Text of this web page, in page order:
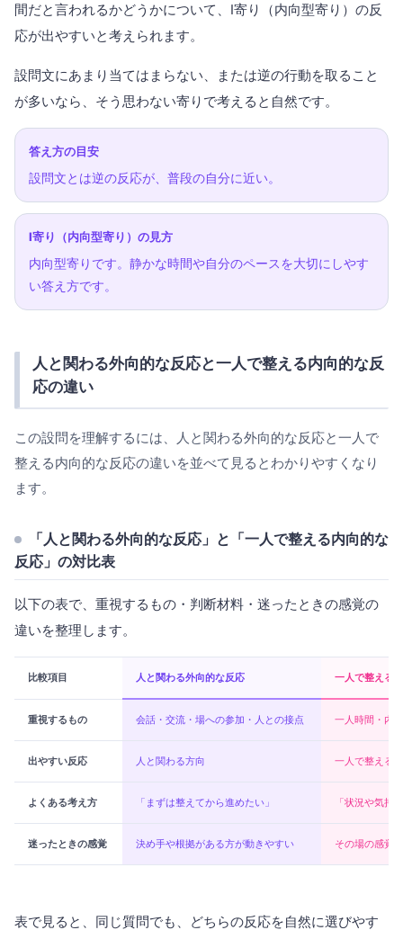
間だと言われるかどうかについて、I寄り（内向型寄り）の反
応が出やすいと考えられます。
設問文にあまり当てはまらない、または逆の行動を取ること
が多いなら、そう思わない寄りで考えると自然です。
答え方の目安
設問文とは逆の反応が、普段の自分に近い。
I寄り（内向型寄り）の見方
内向型寄りです。静かな時間や自分のペースを大切にしやす
い答え方です。
人と関わる外向的な反応と一人で整える内向的な反
応の違い
この設問を理解するには、人と関わる外向的な反応と一人で
整える内向的な反応の違いを並べて見るとわかりやすくなり
ます。
「人と関わる外向的な反応」と「一人で整える内向的な
反応」の対比表
以下の表で、重視するもの・判断材料・迷ったときの感覚の
違いを整理します。
比較項目 人と関わる外向的な反応 一人で整える
重視するもの 会話・交流・場への参加・人との接点 一人時間・内
出やすい反応 人と関わる方向 一人で整える
よくある考え方 「まずは整えてから進めたい」 「状況や気持
迷ったときの感覚 決め手や根拠がある方が動きやすい その場の感覚
表で見ると、同じ質問でも、どちらの反応を自然に選びやす